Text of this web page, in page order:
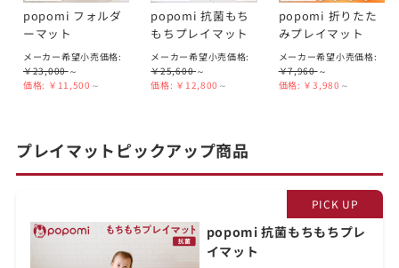
popomi フォルダ
ーマット
メーカー希望小売価格:
￥23,000～
価格: ￥11,500 ～
popomi 抗菌もち
もちプレイマット
メーカー希望小売価格:
￥25,600～
価格: ￥12,800 ～
popomi 折りたた
みプレイマット
メーカー希望小売価格:
￥7,960～
価格: ￥3,980 ～
プレイマットピックアップ商品
popomi 抗菌もちもちプレ
イマット